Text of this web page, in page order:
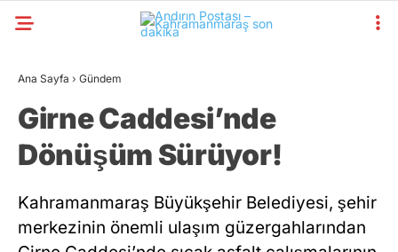
Ana Sayfa › Gündem
Girne Caddesi’nde
Dönüşüm Sürüyor!
Kahramanmaraş Büyükşehir Belediyesi, şehir
merkezinin önemli ulaşım güzergahlarından